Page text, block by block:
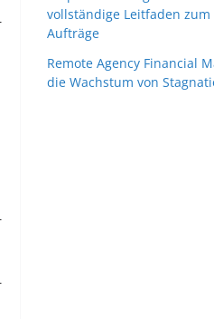
vollständige Leitfaden
Aufträge
Remote Agency Financial
die Wachstum von